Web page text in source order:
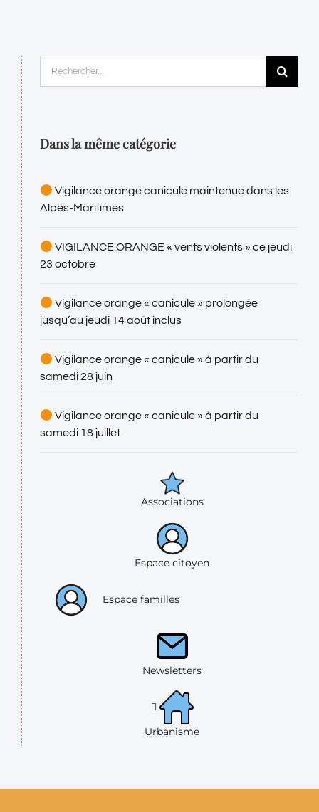
Dans la même catégorie
Vigilance orange canicule maintenue dans les
Alpes-Maritimes
VIGILANCE ORANGE « vents violents » ce jeudi
23 octobre
Vigilance orange « canicule » prolongée
jusqu’au jeudi 14 août inclus
Vigilance orange « canicule » à partir du
samedi 28 juin
Vigilance orange « canicule » à partir du
samedi 18 juillet
Associations
Espace citoyen
Espace familles
Newsletters
Urbanisme